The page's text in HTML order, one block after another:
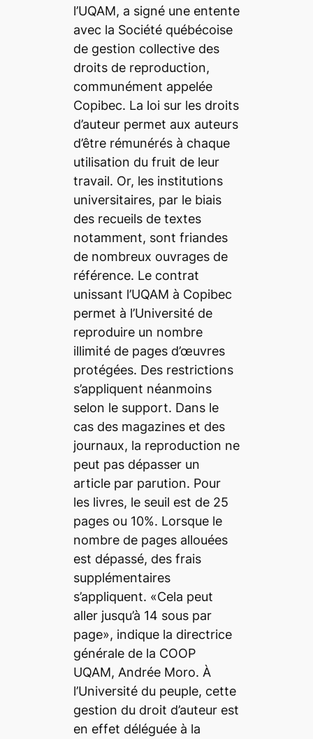
l’UQAM, a signé une entente
avec la Société québécoise
de gestion collective des
droits de reproduction,
communément appelée
Copibec. La loi sur les droits
d’auteur permet aux auteurs
d’être rémunérés à chaque
utilisation du fruit de leur
travail. Or, les institutions
universitaires, par le biais
des recueils de textes
notamment, sont friandes
de nombreux ouvrages de
référence. Le contrat
unissant l’UQAM à Copibec
permet à l’Université de
reproduire un nombre
illimité de pages d’œuvres
protégées. Des restrictions
s’appliquent néanmoins
selon le support. Dans le
cas des magazines et des
journaux, la reproduction ne
peut pas dépasser un
article par parution. Pour
les livres, le seuil est de 25
pages ou 10%. Lorsque le
nombre de pages allouées
est dépassé, des frais
supplémentaires
s’appliquent. «Cela peut
aller jusqu’à 14 sous par
page», indique la directrice
générale de la COOP
UQAM, Andrée Moro. À
l’Université du peuple, cette
gestion du droit d’auteur est
en effet déléguée à la